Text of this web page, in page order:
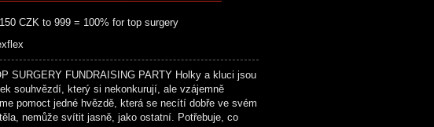
CZK to 999 = 100% for top surgery
SURGERY FUNDRAISING PARTY Holky a kluci jsou
souhvězdí, který si nekonkurují, ale vzájemně
pomoct jedné hvězdě, která se necítí dobře ve svém
nemůže svítit jasně, jako ostatní. Potřebuje, co